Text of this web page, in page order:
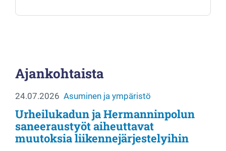
Ajankohtaista
24.07.2026 Asuminen ja ympäristö
Urheilukadun ja Hermanninpolun
saneeraustyöt aiheuttavat
muutoksia liikennejärjestelyihin